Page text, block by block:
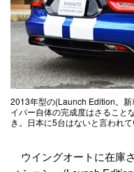
2013年型の(Launch Edition。
イパー自体の完成度はさること
き。日本に5台はないと言われて
ウイングオートに在庫